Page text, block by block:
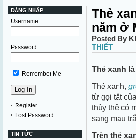
ĐĂNG NHẬP
Username
Password
Remember Me
Register
Lost Password
TIN TỨC
Thẻ
năm ở
Posted By
THIẾT
Thẻ xanh
Thẻ xanh,
từ gọi tắt
thủy thẻ có
sang màu
Trên thẻ